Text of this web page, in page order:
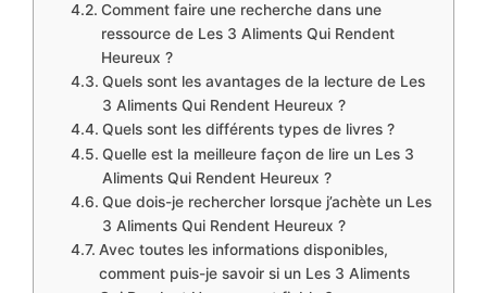
Comment faire une recherche dans une
ressource de Les 3 Aliments Qui Rendent
Heureux ?
Quels sont les avantages de la lecture de Les
3 Aliments Qui Rendent Heureux ?
Quels sont les différents types de livres ?
Quelle est la meilleure façon de lire un Les 3
Aliments Qui Rendent Heureux ?
Que dois-je rechercher lorsque j’achète un Les
3 Aliments Qui Rendent Heureux ?
Avec toutes les informations disponibles,
comment puis-je savoir si un Les 3 Aliments